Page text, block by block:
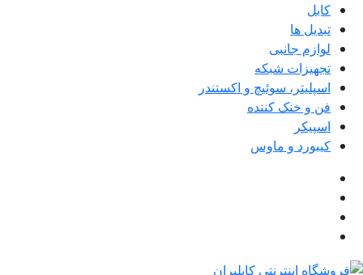
کابل
تبدیل ها
لوازم جانبی
تجهیزات شبکه
اسپلیتر، سوئیچ و اکستندر
فن و خنک کننده
اسپیکر
کیبورد و ماوس